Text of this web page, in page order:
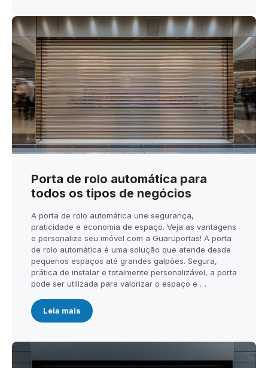
Porta de rolo automática para
todos os tipos de negócios
A porta de rolo automática une segurança,
praticidade e economia de espaço. Veja as vantagens
e personalize seu imóvel com a Guaruportas! A porta
de rolo automática é uma solução que atende desde
pequenos espaços até grandes galpões. Segura,
prática de instalar e totalmente personalizável, a porta
pode ser utilizada para valorizar o espaço e …
Leia mais